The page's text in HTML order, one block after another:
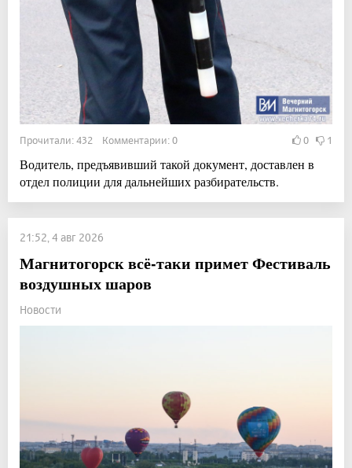
Прочитали: 432 Комментарии: 0 0 1
Водитель, предъявивший такой документ, доставлен в
отдел полиции для дальнейших разбирательств.
21:52, 4 авг 2026
Магнитогорск всё-таки примет Фестиваль
воздушных шаров
Новости